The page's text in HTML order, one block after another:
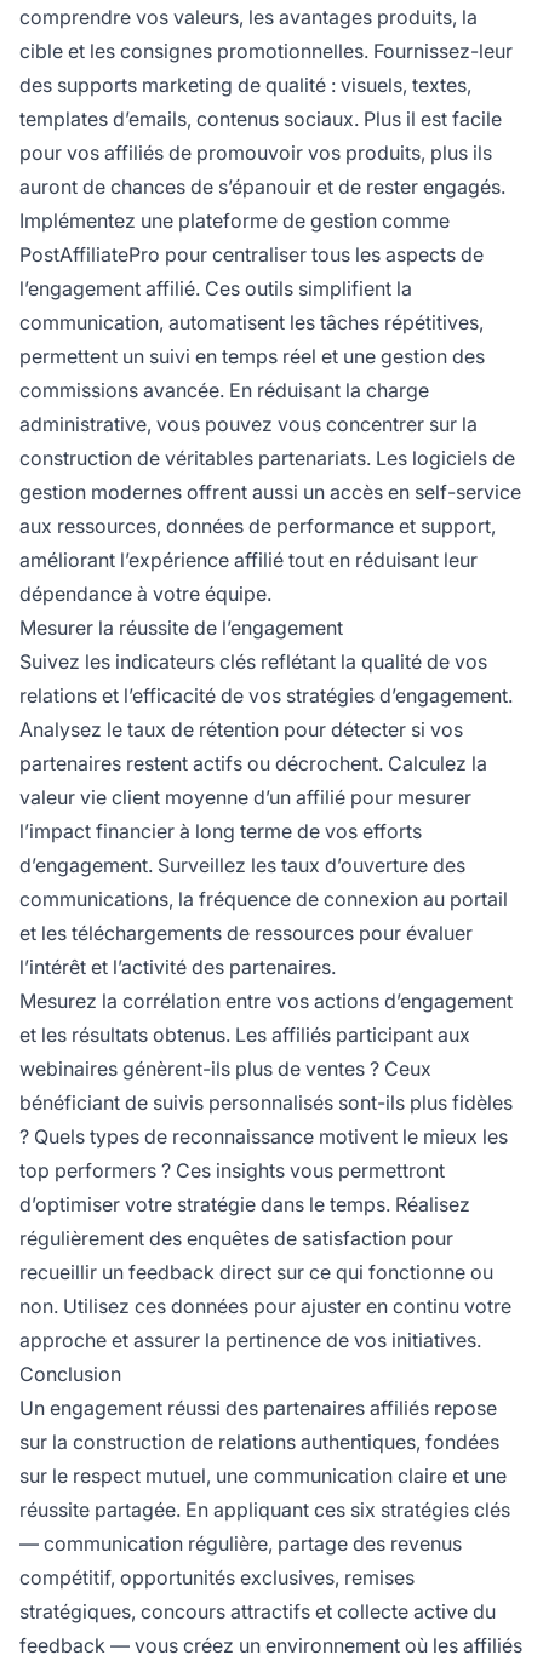
comprendre vos valeurs, les avantages produits, la
cible et les consignes promotionnelles. Fournissez-leur
des supports marketing de qualité : visuels, textes,
templates d’emails, contenus sociaux. Plus il est facile
pour vos affiliés de promouvoir vos produits, plus ils
auront de chances de s’épanouir et de rester engagés.
Implémentez une plateforme de gestion comme
PostAffiliatePro pour centraliser tous les aspects de
l’engagement affilié. Ces outils simplifient la
communication, automatisent les tâches répétitives,
permettent un suivi en temps réel et une gestion des
commissions avancée. En réduisant la charge
administrative, vous pouvez vous concentrer sur la
construction de véritables partenariats. Les logiciels de
gestion modernes offrent aussi un accès en self-service
aux ressources, données de performance et support,
améliorant l’expérience affilié tout en réduisant leur
dépendance à votre équipe.
Mesurer la réussite de l’engagement
Suivez les indicateurs clés reflétant la qualité de vos
relations et l’efficacité de vos stratégies d’engagement.
Analysez le taux de rétention pour détecter si vos
partenaires restent actifs ou décrochent. Calculez la
valeur vie client moyenne d’un affilié pour mesurer
l’impact financier à long terme de vos efforts
d’engagement. Surveillez les taux d’ouverture des
communications, la fréquence de connexion au portail
et les téléchargements de ressources pour évaluer
l’intérêt et l’activité des partenaires.
Mesurez la corrélation entre vos actions d’engagement
et les résultats obtenus. Les affiliés participant aux
webinaires génèrent-ils plus de ventes ? Ceux
bénéficiant de suivis personnalisés sont-ils plus fidèles
? Quels types de reconnaissance motivent le mieux les
top performers ? Ces insights vous permettront
d’optimiser votre stratégie dans le temps. Réalisez
régulièrement des enquêtes de satisfaction pour
recueillir un feedback direct sur ce qui fonctionne ou
non. Utilisez ces données pour ajuster en continu votre
approche et assurer la pertinence de vos initiatives.
Conclusion
Un engagement réussi des partenaires affiliés repose
sur la construction de relations authentiques, fondées
sur le respect mutuel, une communication claire et une
réussite partagée. En appliquant ces six stratégies clés
— communication régulière, partage des revenus
compétitif, opportunités exclusives, remises
stratégiques, concours attractifs et collecte active du
feedback — vous créez un environnement où les affiliés